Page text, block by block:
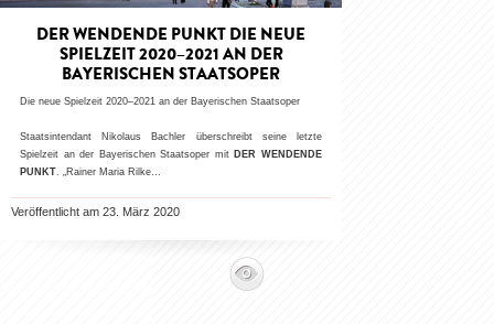
DER WENDENDE PUNKT DIE NEUE
SPIELZEIT 2020–2021 AN DER
BAYERISCHEN STAATSOPER
Die neue Spielzeit 2020–2021 an der Bayerischen Staatsoper
Staatsintendant Nikolaus Bachler überschreibt seine letzte
Spielzeit an der Bayerischen Staatsoper mit DER WENDENDE
PUNKT. „Rainer Maria Rilke…
Veröffentlicht am 23. März 2020